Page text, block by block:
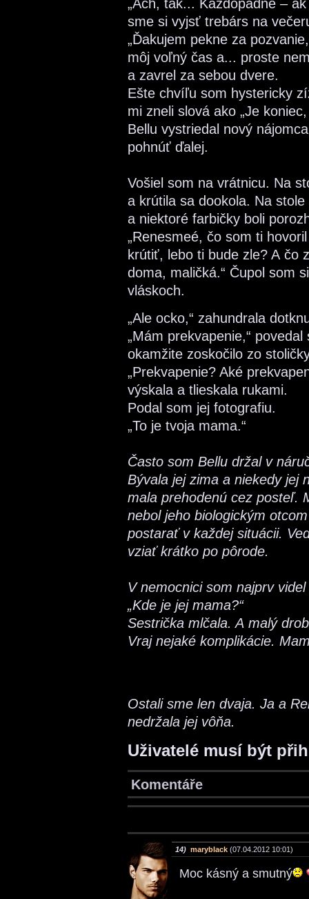
„Ach, tak... Každopádne –
sme si vyjsť trebárs na
„Ďakujem pekne za
môj voľný čas a... proste
a zavrel za sebou dvere.
Ešte chvíľu som hystericky
mi zneli slová ako „Je
Bellu vystriedal nový
pohnúť ďalej.
Vošiel som na vrátnicu. Na
a krútila sa dookola. Na
a niektoré farbičky boli
„Renesmeé, čo som ti
krútiť, lebo ti bude zle? A čo
doma, maličká.“ Čupol som
vláskoch.
„Ale ocko,“ zahundrala
„Mám prekvapenie,“
okamžite zoskočilo zo
„Prekvapenie? Aké
výskala a tlieskala rukami.
Podal som jej fotografiu.
„To je tvoja mama.“
Často som Bellu držal v
Bývala jej zima a niekedy jej
mala prehodenú cez posteľ.
nebol jeho biologickým
postarať v každej situácii.
vziať krátko po pôrode.
V nemocnici som najprv
„Kde je jej mama?“
Sestrička mlčala. A malý
Vraj nejaké komplikácie.
Ostali sme len dvaja. Ja a
nedržala jej vôňa.
Uživatelé musí být
Komentáře
14) maryblack (07.04.2012 10:01)
Moc kásný a smutný